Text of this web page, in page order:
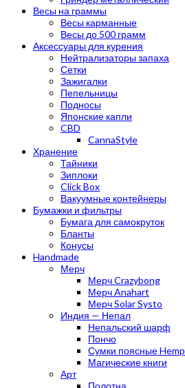
Весы на граммы
Весы карманные
Весы до 500 грамм
Аксессуары для курения
Нейтрализаторы запаха
Сетки
Зажигалки
Пепельницы
Подносы
Японские капли
CBD
CannaStyle
Хранение
Тайники
Зиплоки
Click Box
Вакуумные контейнеры
Бумажки и фильтры
Бумага для самокруток
Бланты
Конусы
Handmade
Мерч
Мерч Crazybong
Мерч Anahart
Мерч Solar Systo
Индия — Непал
Непальский шарф
Пончо
Сумки поясные Hemp
Магические книги
Арт
Полотна